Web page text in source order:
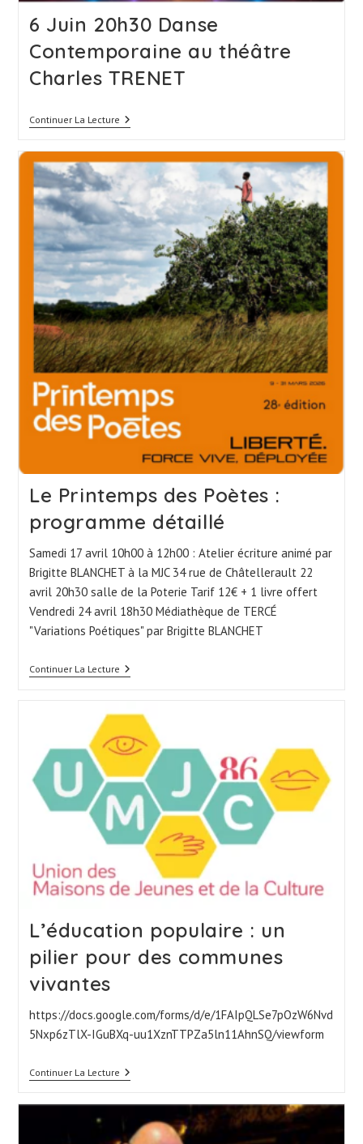
6 Juin 20h30 Danse
Contemporaine au théâtre
Charles TRENET
Continuer La Lecture6
Juin
Danse
Contemporaine
Au
Théâtre
Charles
TRENET
Le Printemps des Poètes :
programme détaillé
Samedi 17 avril 10h00 à 12h00 : Atelier écriture animé par
Brigitte BLANCHET à la MJC 34 rue de Châtellerault 22
avril 20h30 salle de la Poterie Tarif 12€ + 1 livre offert
Vendredi 24 avril 18h30 Médiathèque de TERCÉ
"Variations Poétiques" par Brigitte BLANCHET
Continuer La LectureLe
Printemps
Programme
Détaillé
L’éducation populaire : un
pilier pour des communes
vivantes
https://docs.google.com/forms/d/e/1FAIpQLSe7pOzW6Nvd
5Nxp6zTlX-IGuBXq-uu1XznTTPZa5ln11AhnSQ/viewform
Continuer La LectureL’éducation
Populaire
Pilier
Pour